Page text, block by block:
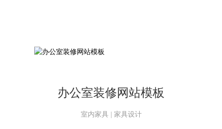
办公室装修网站模板
室内家具 | 家具设计